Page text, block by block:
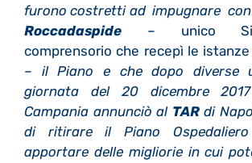
furono costretti ad impugnare
Roccadaspide – unico
comprensorio che recepì le
– il Piano e che dopo diverse
giornata del 20 dicembre
Campania annunciò al TARdi
di ritirare il Piano
apportare delle migliorie in cui